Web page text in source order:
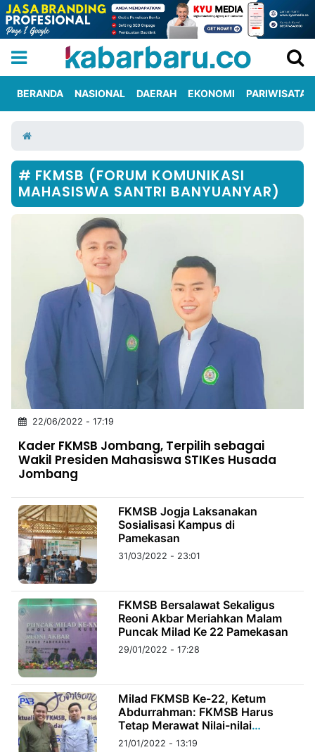
Iklan
Berita
Kami
Berita
Nasional
International
Olahraga
Entertainment
Daerah
Pariwisata
Kuliner
Kolom
TREETAN
MULTIMEDIA
INDONESIA
Partner
Insight
NTB
Suara
Time
Lens
IDN
Daily
Jogja
Jalan
Rakyat
Idealita
News
Kita
Notice
Dinamikapost.com
Radar
Baru
Seedbacklink
Follow
Kabarbaru
Kabarbaru.co
-
2026
PT.
Kabarbaru
Media
BERANDA NASIONAL DAERAH EKONOMI PARIWISATA
FKMSB (FORUM KOMUNIKASI
MAHASISWA SANTRI BANYUANYAR)
22/06/2022 - 17:19
Kader FKMSB Jombang, Terpilih sebagai
Wakil Presiden Mahasiswa STIKes Husada
Jombang
FKMSB Jogja Laksanakan
Sosialisasi Kampus di
Pamekasan
31/03/2022 - 23:01
FKMSB Bersalawat Sekaligus
Reoni Akbar Meriahkan Malam
Puncak Milad Ke 22 Pamekasan
29/01/2022 - 17:28
Milad FKMSB Ke-22, Ketum
Abdurrahman: FKMSB Harus
Tetap Merawat Nilai-nilai
Kepesantrenan
21/01/2022 - 13:19